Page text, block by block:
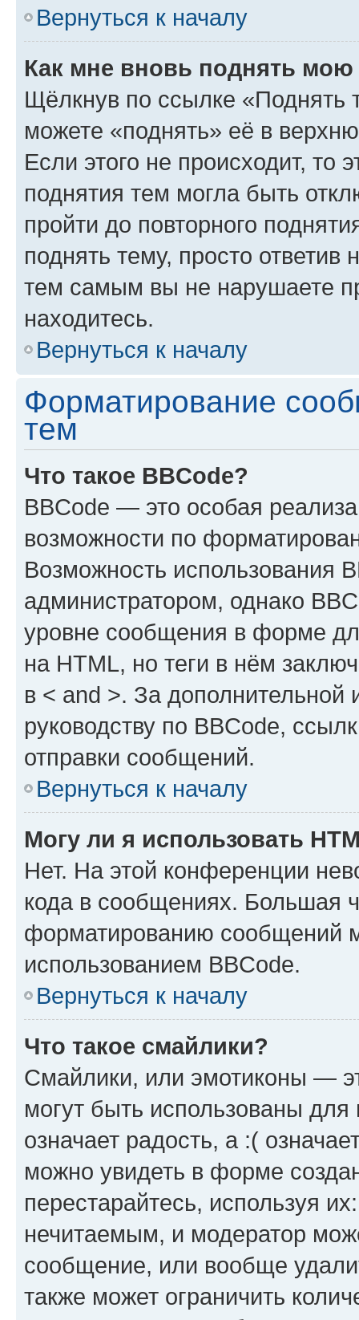
Вернуться к началу
Как мне вновь поднять мою
Щёлкнув по ссылке «Поднять
можете «поднять» её в
Если этого не происходит, то
поднятия тем могла быть
пройти до повторного
поднять тему, просто ответив
тем самым вы не нарушаете
находитесь.
Вернуться к началу
Форматирование
тем
Что такое BBCode?
BBCode — это особая
возможности по
Возможность использования
администратором, однако
уровне сообщения в форме
на HTML, но теги в нём
в < and >. За
руководству по BBCode,
отправки сообщений.
Вернуться к началу
Могу ли я использовать
Нет. На этой конференции
кода в сообщениях. Большая
форматированию сообщений
использованием BBCode.
Вернуться к началу
Что такое смайлики?
Смайлики, или эмотиконы —
могут быть использованы
означает радость, а :(
можно увидеть в форме
перестарайтесь, используя
нечитаемым, и модератор
сообщение, или вообще
также может ограничить